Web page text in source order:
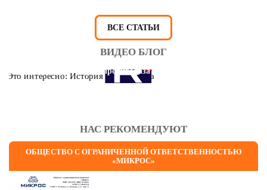
ВСЕ СТАТЬИ
ВИДЕО БЛОГ
Это интересно: История противогаза
НАС РЕКОМЕНДУЮТ
ОБЩЕСТВО С ОГРАНИЧЕННОЙ ОТВЕТСТВЕННОСТЬЮ
«МИКРОС»